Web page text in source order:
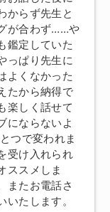
からず先生と
が合わず……や
鑑定していた
っぱり先生に
よくなかった
たから納得で
楽しく話せて
にならないよ
つで変われま
受け入れられ
ススメしま
またお電話さ
たします。